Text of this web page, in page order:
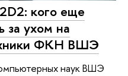
кого еще
за ухом на
ФКН ВШЭ
наук ВШЭ